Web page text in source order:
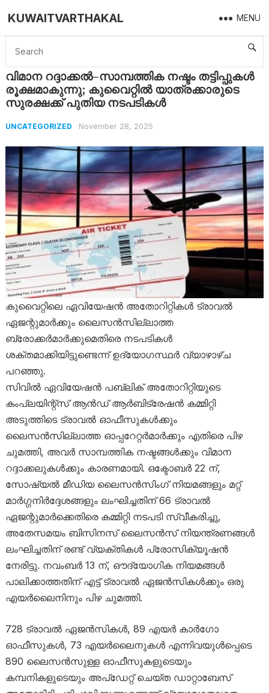
KUWAITVARTHAKAL MENU
Home Uncategorized വിമാന റദ്ദാക്കൽ–സാമ്പത്തിക നഷ്ടം തട്ടിപ്പുകൾ രൂക്ഷമാകുന്നു; കുവൈറ്റിൽ യാത്രക്കാരുടെ സുരക്ഷക്ക് പുതിയ നടപടികൾ
വിമാന റദ്ദാക്കൽ–സാമ്പത്തിക നഷ്ടം തട്ടിപ്പുകൾ
രൂക്ഷമാകുന്നു; കുവൈറ്റിൽ യാത്രക്കാരുടെ
സുരക്ഷക്ക് പുതിയ നടപടികൾ
UNCATEGORIZED November 28, 2025
കുവൈറ്റിലെ ഏവിയേഷൻ അതോറിറ്റികൾ ട്രാവൽ
ഏജന്റുമാർക്കും ലൈസൻസില്ലാത്ത
ബ്രോക്കർമാർക്കുമെതിരെ നടപടികൾ
ശക്തമാക്കിയിട്ടുണ്ടെന്ന് ഉദ്യോഗസ്ഥർ വ്യാഴാഴ്ച
പറഞ്ഞു.
സിവിൽ ഏവിയേഷൻ പബ്ലിക് അതോറിറ്റിയുടെ
കംപ്ലയിന്റ്സ് ആൻഡ് ആർബിട്രേഷൻ കമ്മിറ്റി
അടുത്തിടെ ട്രാവൽ ഓഫീസുകൾക്കും
ലൈസൻസില്ലാത്ത ഓപ്പറേറ്റർമാർക്കും എതിരെ പിഴ
ചുമത്തി, അവർ സാമ്പത്തിക നഷ്ടങ്ങൾക്കും വിമാന
റദ്ദാക്കലുകൾക്കും കാരണമായി. ഒക്ടോബർ 22 ന്,
സോഷ്യൽ മീഡിയ ലൈസൻസിംഗ് നിയമങ്ങളും മറ്റ്
മാർഗ്ഗനിർദ്ദേശങ്ങളും ലംഘിച്ചതിന് 66 ട്രാവൽ
ഏജന്റുമാർക്കെതിരെ കമ്മിറ്റി നടപടി സ്വീകരിച്ചു,
അതേസമയം ബിസിനസ് ലൈസൻസ് നിയന്ത്രണങ്ങൾ
ലംഘിച്ചതിന് രണ്ട് വ്യക്തികൾ പ്രോസിക്യൂഷൻ
നേരിട്ടു. നവംബർ 13 ന്, ഔദ്യോഗിക നിയമങ്ങൾ
പാലിക്കാത്തതിന് എട്ട് ട്രാവൽ ഏജൻസികൾക്കും ഒരു
എയർലൈനിനും പിഴ ചുമത്തി.
728 ട്രാവൽ ഏജൻസികൾ, 89 എയർ കാർഗോ
ഓഫീസുകൾ, 73 എയർലൈനുകൾ എന്നിവയുൾപ്പെടെ
890 ലൈസൻസുള്ള ഓഫീസുകളുടെയും
കമ്പനികളുടെയും അപ്‌ഡേറ്റ് ചെയ്ത ഡാറ്റാബേസ്